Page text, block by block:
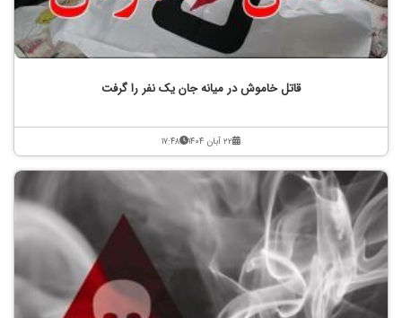
قاتل خاموش در میانه جان یک نفر را گرفت
۲۲ آبان ۱۴۰۴ ۱۷:۴۸